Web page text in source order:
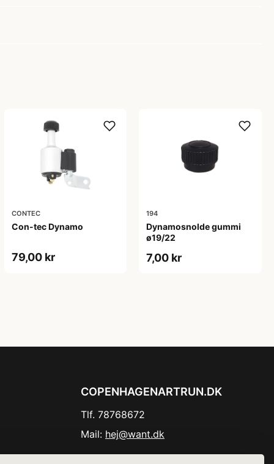
CONTEC
Con-tec Dynamo
79,00 kr
194
Dynamosnolde gummi
ø19/22
7,00 kr
COPENHAGENARTRUN.DK
Tlf. 78768672
Mail: hej@want.dk